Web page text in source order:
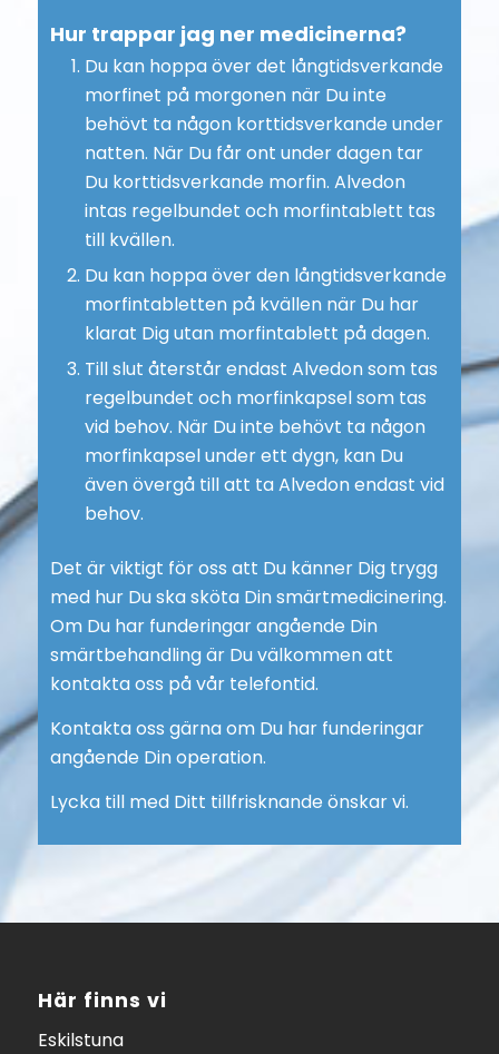
Hur trappar jag ner medicinerna?
Du kan hoppa över det långtidsverkande
morfinet på morgonen när Du inte
behövt ta någon korttidsverkande under
natten. När Du får ont under dagen tar
Du korttidsverkande morfin. Alvedon
intas regelbundet och morfintablett tas
till kvällen.
Du kan hoppa över den långtidsverkande
morfintabletten på kvällen när Du har
klarat Dig utan morfintablett på dagen.
Till slut återstår endast Alvedon som tas
regelbundet och morfinkapsel som tas
vid behov. När Du inte behövt ta någon
morfinkapsel under ett dygn, kan Du
även övergå till att ta Alvedon endast vid
behov.
Det är viktigt för oss att Du känner Dig trygg
med hur Du ska sköta Din smärtmedicinering.
Om Du har funderingar angående Din
smärtbehandling är Du välkommen att
kontakta oss på vår telefontid.
Kontakta oss gärna om Du har funderingar
angående Din operation.
Lycka till med Ditt tillfrisknande önskar vi.
Här finns vi
Eskilstuna